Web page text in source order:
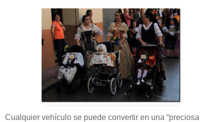
Cualquier vehículo se puede convertir en una “preciosa